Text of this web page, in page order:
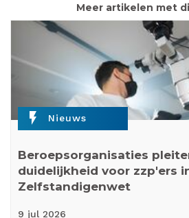
Meer artikelen met
flash_on Nieuws
Beroepsorganisaties
duidelijkheid voor zzp'ers
Zelfstandigenwet
9 jul 2026